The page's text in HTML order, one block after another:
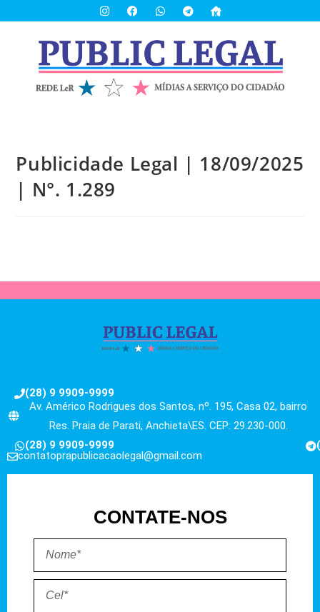
Publicidade Legal | 18/09/2025
| N°. 1.289
(28) 9 9909-9999
Av. Américo Rodrigues dos Santos, nº. 195, Casa 02, bairro
Res. Praia de Parati, Anchieta\ES. CEP: 29.230-000.
(28) 9 9909-9999
contatoprapublicacaolegal@gmail.com
CONTATE-NOS